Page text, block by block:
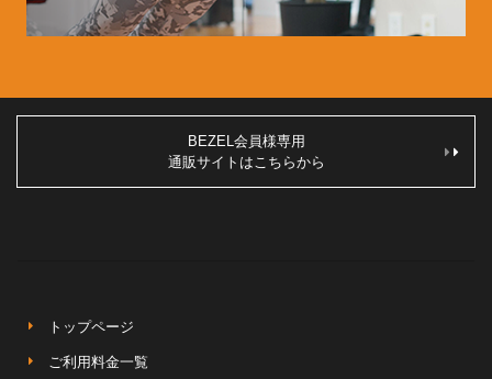
BEZEL会員様専用
通販サイトはこちらから
トップページ
ご利用料金一覧